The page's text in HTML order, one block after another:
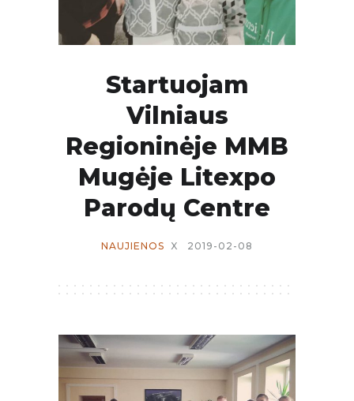
Startuojam
Vilniaus
Regioninėje MMB
Mugėje Litexpo
Parodų Centre
NAUJIENOS X 2019-02-08